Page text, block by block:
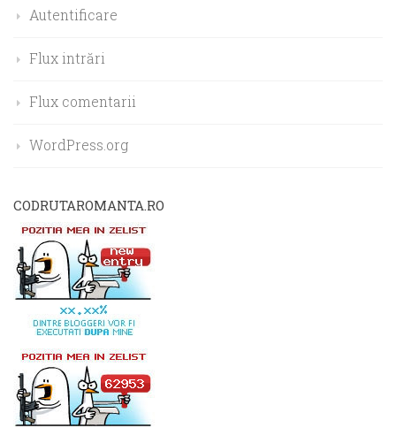
Autentificare
Flux intrări
Flux comentarii
WordPress.org
CODRUTAROMANTA.RO